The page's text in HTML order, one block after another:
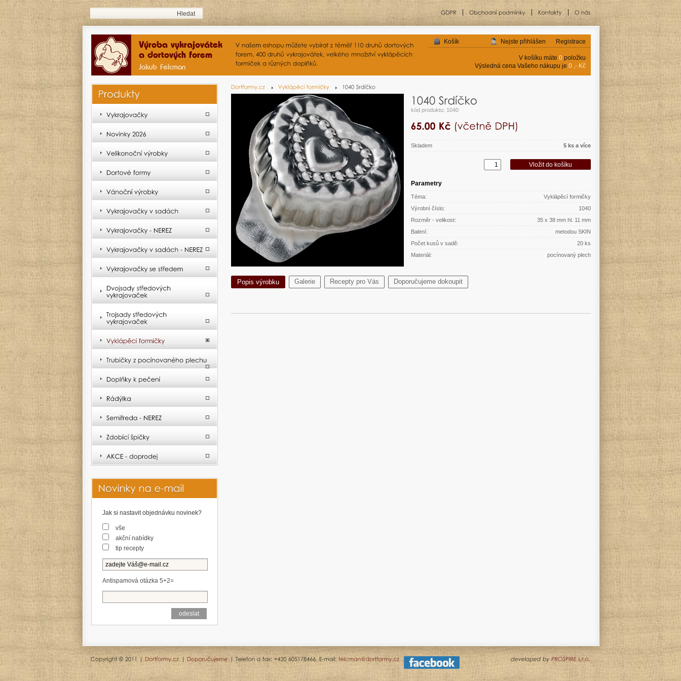
Registrace
Nejste přihlášen
Košík
V košíku máte 0 položku
Výsledná cena Vašeho nákupu je 0 ,- Kč
kód produktu: 1040
Skladem 5 ks a více
Parametry
Téma:
Vyklápěcí formičky
Výrobní číslo:
1040
Rozměr - velikost:
35 x 38 mm hl. 11 mm
Balení:
metodou SKIN
Počet kusů v sadě:
20 ks
Materiál:
pocínovaný plech
Popis výrobku Galerie Recepty pro Vás Doporučujeme dokoupit
Jak si nastavit objednávku novinek?
vše
akční nabídky
tip recepty
Antispamová otázka 5+2=